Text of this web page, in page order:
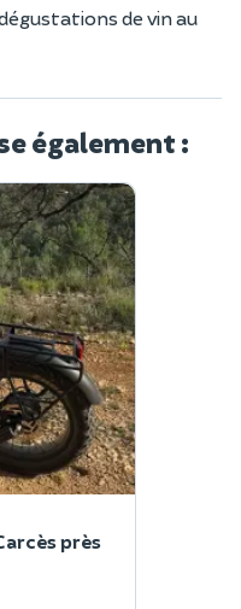
de vin au
également :
près